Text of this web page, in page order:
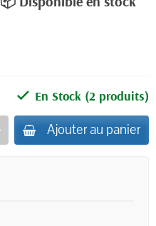
En Stock (2 produits)
Ajouter au panier